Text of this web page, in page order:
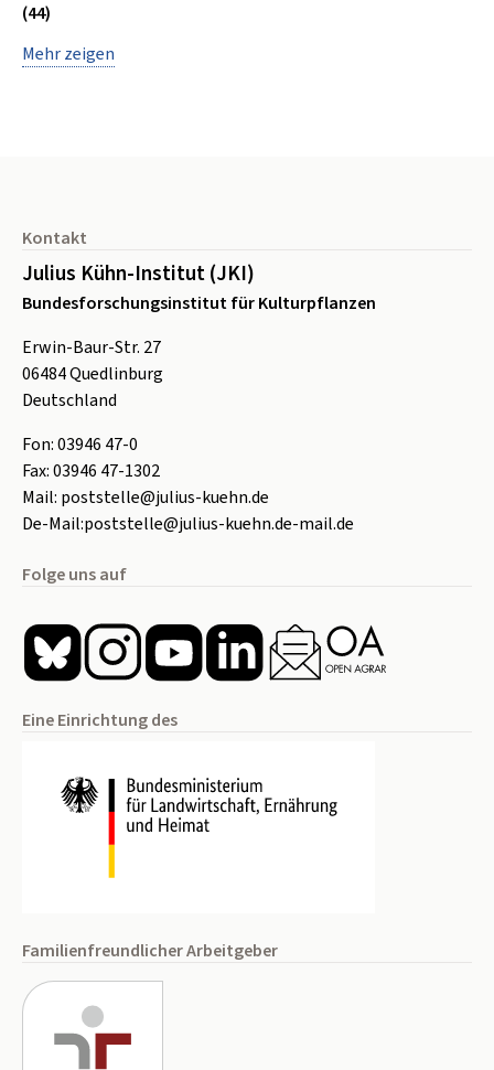
(44)
Mehr zeigen
Kontakt
Julius Kühn-Institut (JKI)
Bundesforschungsinstitut für Kulturpflanzen
Erwin-Baur-Str. 27
06484Quedlinburg
Deutschland
Fon:03946 47-0
Fax:03946 47-1302
Mail: poststelle@julius-kuehn.de
De-Mail:poststelle@julius-kuehn.de-mail.de
Folge uns auf
Eine Einrichtung des
Familienfreundlicher Arbeitgeber